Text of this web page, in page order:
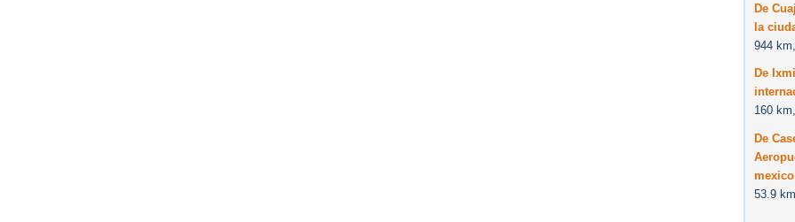
De
la
944
De
160
De
mexico
53.9